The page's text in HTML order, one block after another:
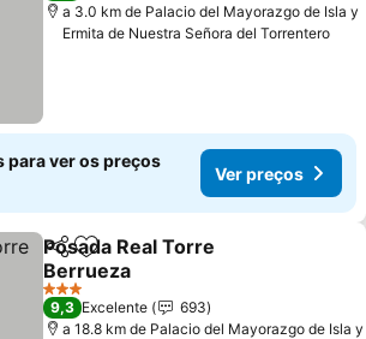
a 3.0 km de Palacio del Mayorazgo de Isla y
Ermita de Nuestra Señora del Torrentero
para ver os preços
Ver preços
PartilharAdicionar aos favoritos
Posada Real Torre
Berrueza
3 Estrelas
9,3 Excelente
693
a 18.8 km de Palacio del Mayorazgo de Isla y